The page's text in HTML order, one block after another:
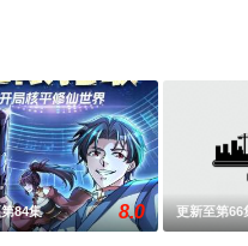
84集 8.0 更新至第66